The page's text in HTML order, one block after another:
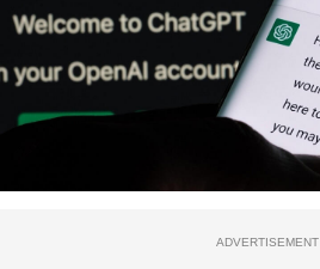
ADVERTISEMENT